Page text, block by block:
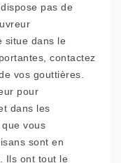
pas de
situe dans le
contactez
vos gouttières.
pour
dans les
vous
sont en
Ils ont tout le